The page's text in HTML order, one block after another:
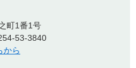
町1番1号
53-3840
から